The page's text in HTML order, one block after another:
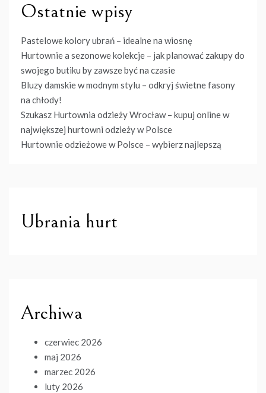
Ostatnie wpisy
Pastelowe kolory ubrań – idealne na wiosnę
Hurtownie a sezonowe kolekcje – jak planować zakupy do
swojego butiku by zawsze być na czasie
Bluzy damskie w modnym stylu – odkryj świetne fasony
na chłody!
Szukasz Hurtownia odzieży Wrocław – kupuj online w
największej hurtowni odzieży w Polsce
Hurtownie odzieżowe w Polsce – wybierz najlepszą
Ubrania hurt
Archiwa
czerwiec 2026
maj 2026
marzec 2026
luty 2026